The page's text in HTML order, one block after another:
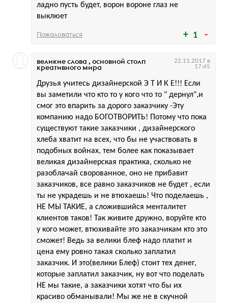
1
ладно пусть будет, ворон вороне глаз не
выклюет
Пожаловаться
Друзья учитесь дизайнерской Э Т И К Е!!! Если
вы заметили что кто то у кого что то " дернул",и
смог это впарить за дорого заказчику -Эту
компанию надо БОГОТВОРИТЬ! Потому что пока
существуют такие заказчики , дизайнерского
хлеба хватит на всех, что бы не участвовать в
подобных войнах, тем более как показывает
великая дизайнерская практика, сколько не
разоблачай сворованное, оно не прибавит
заказчиков, все равно заказчиков не будет , если
ты не украдешь и не втюхаешь! Что поделаешь ,
НЕ МЫ ТАКИЕ, а сложившийся менталитет
клиентов таков! Так живите дружно, воруйте кто
у кого может, втюхивайте это заказчикам кто это
сможет! Ведь за велики блеф надо платит и
цена ему ровно такая сколько заплатил
заказчик. И это(велики Блеф) стоит тех денег,
которые заплатил заказчик, ну вот что поделать
НЕ мы такие, а заказчики хотят что бы их
красиво обманывали! Мы же не в скучной
великие слова , основной столп
креативного мира
22.11.2017 в
17:45